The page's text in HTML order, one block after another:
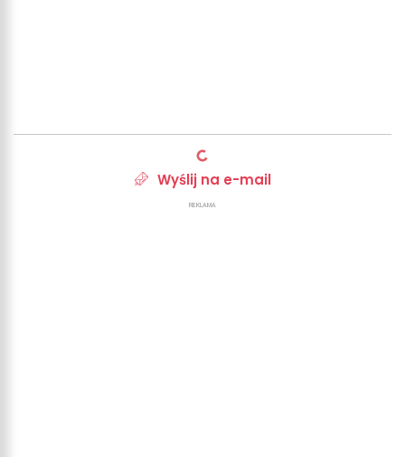
Wyślij na e-mail
REKLAMA